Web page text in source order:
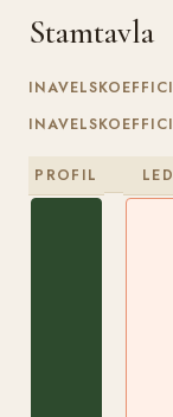
Stamtavla
PROFIL